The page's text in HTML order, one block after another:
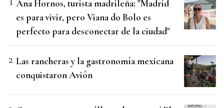
Ana Hornos, turista madrileña: "Madrid
es para vivir, pero Viana do Bolo es
perfecto para desconectar de la ciudad"
Las rancheras y la gastronomía mexicana
conquistaron Avión